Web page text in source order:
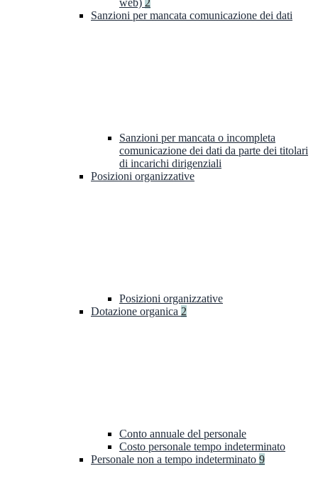
web) 2
Sanzioni per mancata comunicazione dei dati
Sanzioni per mancata o incompleta
comunicazione dei dati da parte dei titolari
di incarichi dirigenziali
Posizioni organizzative
Posizioni organizzative
Dotazione organica 2
Conto annuale del personale
Costo personale tempo indeterminato
Personale non a tempo indeterminato 9